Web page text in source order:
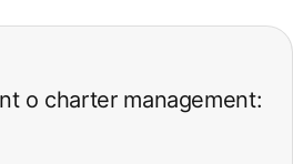
o charter management: